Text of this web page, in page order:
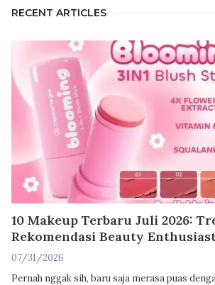
RECENT ARTICLES
10 Makeup Terbaru Juli 2026:
Rekomendasi Beauty
07/31/2026
Pernah nggak sih, baru saja merasa puas